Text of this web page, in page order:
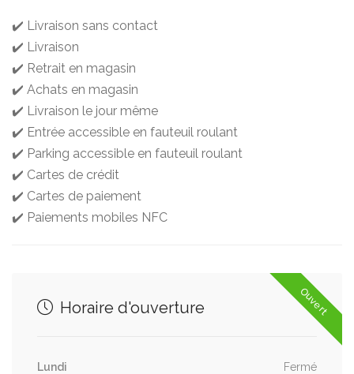
✔️ Livraison sans contact
✔️ Livraison
✔️ Retrait en magasin
✔️ Achats en magasin
✔️ Livraison le jour même
✔️ Entrée accessible en fauteuil roulant
✔️ Parking accessible en fauteuil roulant
✔️ Cartes de crédit
✔️ Cartes de paiement
✔️ Paiements mobiles NFC
Ouvert
Horaire d'ouverture
Lundi
Fermé